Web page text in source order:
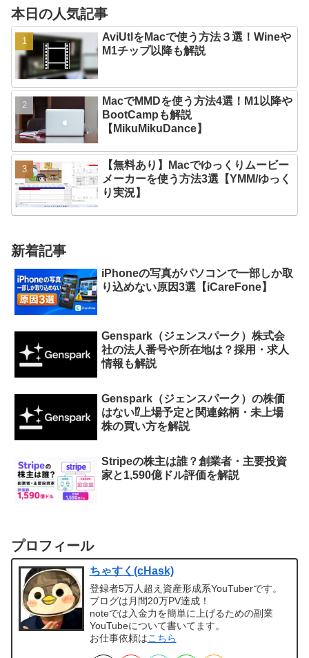
本日の人気記事
AviUtlをMacで使う方法３選！Wineや
M1チップ以降も解説
MacでMMDを使う方法4選！M1以降や
BootCampも解説
【MikuMikuDance】
【無料あり】Macでゆっくりムービー
メーカーを使う方法3選【YMM/ゆっく
り実況】
新着記事
iPhoneの写真がパソコンで一部しか取
り込めない原因3選【iCareFone】
Genspark（ジェンスパーク）株式会
社の法人番号や所在地は？採用・求人
情報も解説
Genspark（ジェンスパーク）の株価
はない⁉︎上場予定と関連銘柄・未上場
株の買い方を解説
Stripeの株主は誰？創業者・主要投資
家と1,590億ドル評価を解説
プロフィール
ちゃすく(cHask)
登録者5万人超え資産形成系YouTuberです。
ブログは月間20万PV達成！
noteでは入金力を簡単に上げるための副業
YouTubeについて書いてます。
お仕事依頼はこちら